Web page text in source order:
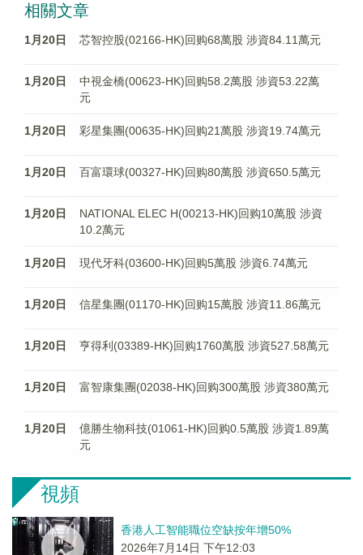
相關文章
1月20日 芯智控股(02166-HK)回购68萬股 涉資84.11萬元
1月20日
中視金橋(00623-HK)回购58.2萬股 涉資53.22萬
元
1月20日 彩星集團(00635-HK)回购21萬股 涉資19.74萬元
1月20日 百富環球(00327-HK)回购80萬股 涉資650.5萬元
1月20日
NATIONAL ELEC H(00213-HK)回购10萬股 涉資
10.2萬元
1月20日 現代牙科(03600-HK)回购5萬股 涉資6.74萬元
1月20日 信星集團(01170-HK)回购15萬股 涉資11.86萬元
1月20日 亨得利(03389-HK)回购1760萬股 涉資527.58萬元
1月20日 富智康集團(02038-HK)回购300萬股 涉資380萬元
1月20日
億勝生物科技(01061-HK)回购0.5萬股 涉資1.89萬
元
視頻
香港人工智能職位空缺按年增50%
2026年7月14日 下午12:03